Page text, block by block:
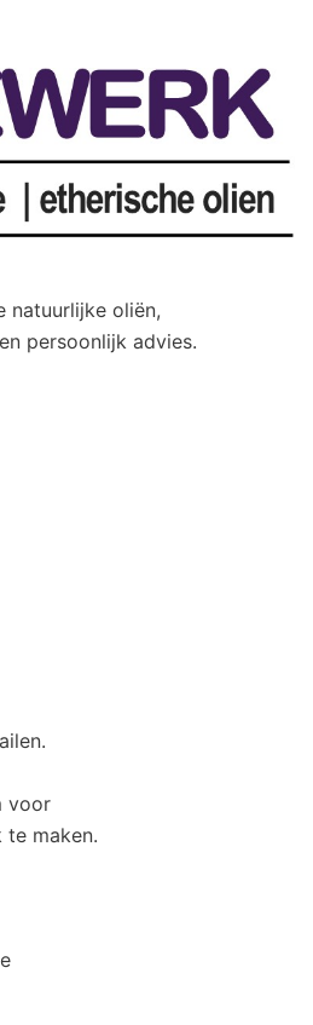
natuurlijke oliën,
persoonlijk advies.
voor
te maken.